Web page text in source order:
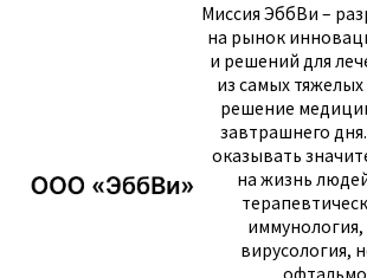
Миссия ЭббВи –
на рынок
и решений для
из самых
решение
завтрашнего
оказывать
на жизнь
вирусология,